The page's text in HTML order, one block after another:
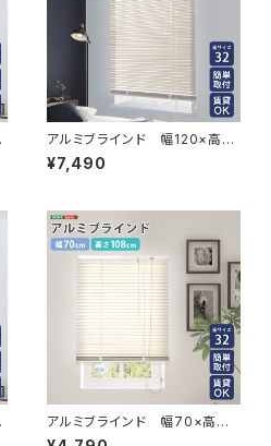
アルミブラインド 幅120×高さ
138cm SH-29-TAB120-13
8
¥7,490
アルミブラインド 幅70×高さ1
08cm SH-29-TAB70-108